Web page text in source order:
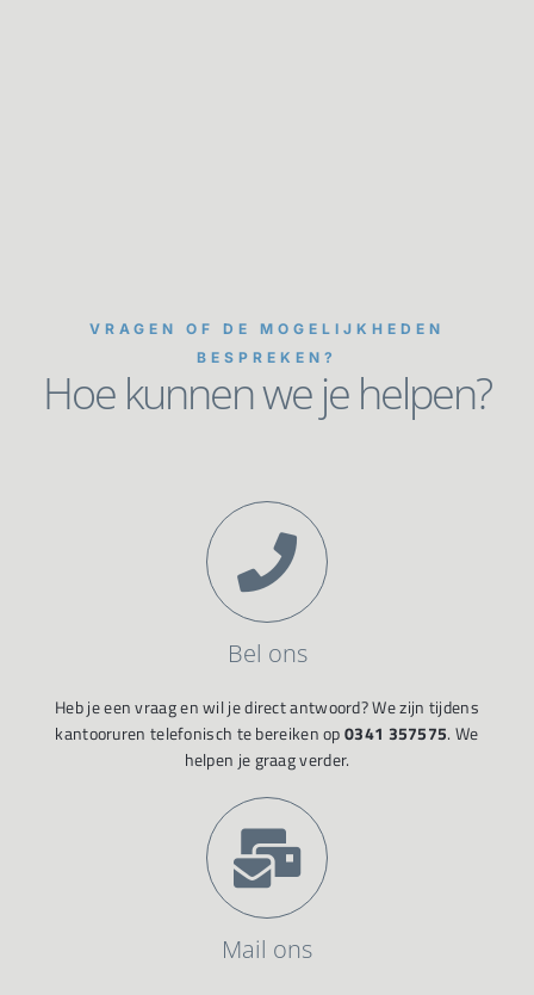
VRAGEN OF DE MOGELIJKHEDEN
BESPREKEN?
Hoe kunnen we je helpen?
Bel ons
Heb je een vraag en wil je direct antwoord? We zijn tijdens
kantooruren telefonisch te bereiken op0341 357575. We
helpen je graag verder.
Mail ons